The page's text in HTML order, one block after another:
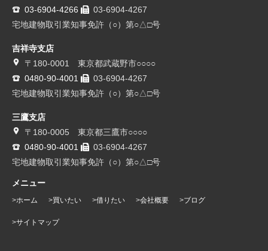
03-6904-4266
03-6904-4267
宅地建物取引業知事免許（○）第○△□号
吉祥寺支店
〒180-0001 東京都武蔵野市○○○○
0480-90-4001
03-6904-4267
宅地建物取引業知事免許（○）第○△□号
三鷹支店
〒180-0005 東京都三鷹市○○○○
0480-90-4001
03-6904-4267
宅地建物取引業知事免許（○）第○△□号
メニュー
ホーム 買いたい 借りたい 会社概要 ブログ
サイトマップ